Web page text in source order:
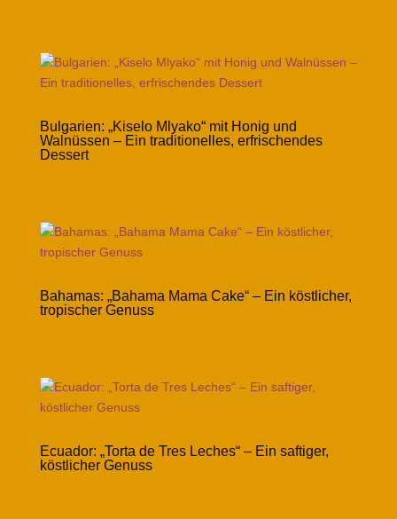
Bulgarien: „Kiselo Mlyako“ mit Honig und
Walnüssen – Ein traditionelles, erfrischendes
Dessert
Bahamas: „Bahama Mama Cake“ – Ein köstlicher,
tropischer Genuss
Ecuador: „Torta de Tres Leches“ – Ein saftiger,
köstlicher Genuss